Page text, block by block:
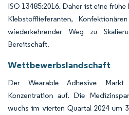
ISO 13485:2016. Daher ist eine
Klebstofflieferanten,
wiederkehrender Weg zu
Bereitschaft.
Wettbewerbslandschaft
Der Wearable Adhesive
Konzentration auf. Die
wuchs im vierten Quartal 2024 um